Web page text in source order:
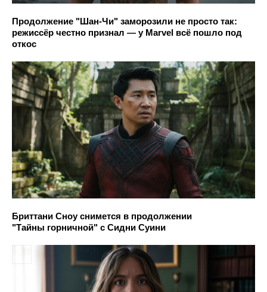
Продолжение "Шан-Чи" заморозили не просто так:
режиссёр честно признал — у Marvel всё пошло под
откос
Бриттани Сноу снимется в продолжении
"Тайны горничной" с Сидни Суини